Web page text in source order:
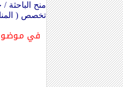
منح الباحثة /
تخصص (
في